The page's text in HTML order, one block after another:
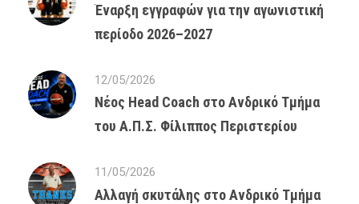
Έναρξη εγγραφών για την αγωνιστική
περίοδο 2026–2027
12/05/2026
Νέος Head Coach στο Ανδρικό Τμήμα
του Α.Π.Σ. Φίλιππος Περιστερίου
11/05/2026
Αλλαγή σκυτάλης στο Ανδρικό Τμήμα